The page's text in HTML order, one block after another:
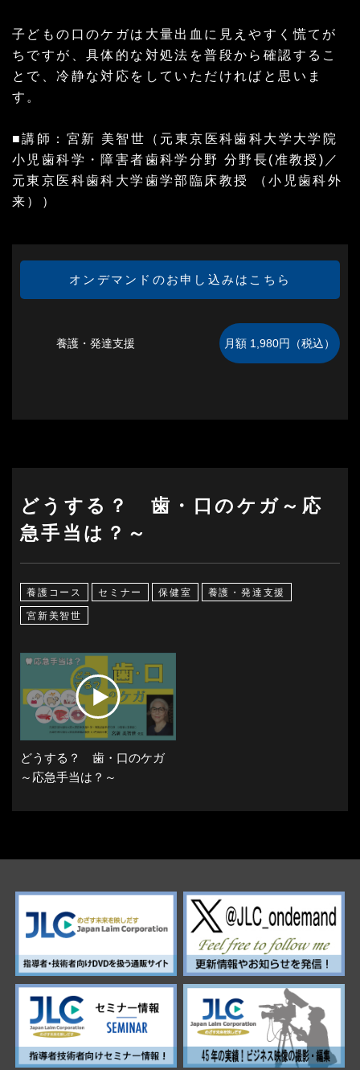
子どもの口のケガは大量出血に見えやすく慌てが
ちですが、具体的な対処法を普段から確認するこ
とで、冷静な対応をしていただければと思いま
す。
■講師：宮新 美智世（元東京医科歯科大学大学院
小児歯科学・障害者歯科学分野 分野長(准教授)／
元東京医科歯科大学歯学部臨床教授 （小児歯科外
来））
オンデマンドのお申し込みはこちら
養護・発達支援
どうする？ 歯・口のケガ～応
急手当は？～
養護コース セミナー 保健室 養護・発達支援
宮新美智世
どうする？ 歯・口のケガ
～応急手当は？～